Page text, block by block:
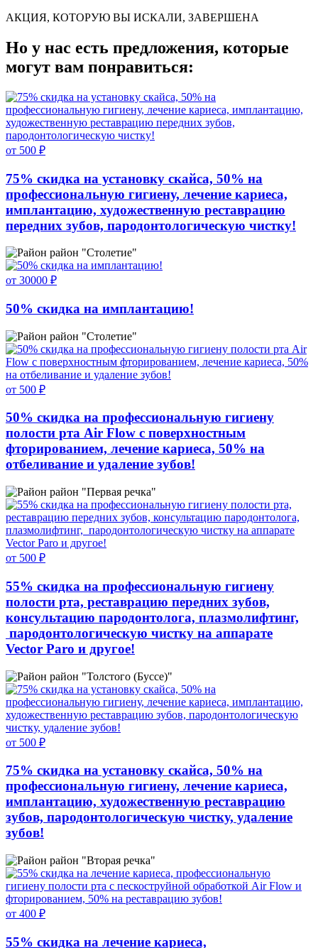
АКЦИЯ, КОТОРУЮ ВЫ ИСКАЛИ, ЗАВЕРШЕНА
Но у нас есть предложения, которые
могут вам понравиться:
от 500 ₽
75% скидка на установку скайса, 50% на
профессиональную гигиену, лечение кариеса,
имплантацию, художественную реставрацию
передних зубов, пародонтологическую чистку!
район "Столетие"
от 30000 ₽
50% скидка на имплантацию!
район "Столетие"
от 500 ₽
50% скидка на профессиональную гигиену
полости рта Air Flow с поверхностным
фторированием, лечение кариеса, 50% на
отбеливание и удаление зубов!
район "Первая речка"
от 500 ₽
55% скидка на профессиональную гигиену
полости рта, реставрацию передних зубов,
консультацию пародонтолога, плазмолифтинг,
пародонтологическую чистку на аппарате
Vector Paro и другое!
район "Толстого (Буссе)"
от 500 ₽
75% скидка на установку скайса, 50% на
профессиональную гигиену, лечение кариеса,
имплантацию, художественную реставрацию
зубов, пародонтологическую чистку, удаление
зубов!
район "Вторая речка"
от 400 ₽
55% скидка на лечение кариеса,